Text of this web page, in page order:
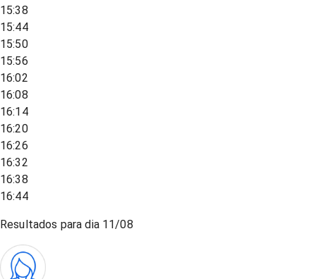
15:38
15:44
15:50
15:56
16:02
16:08
16:14
16:20
16:26
16:32
16:38
16:44
Resultados para dia 11/08